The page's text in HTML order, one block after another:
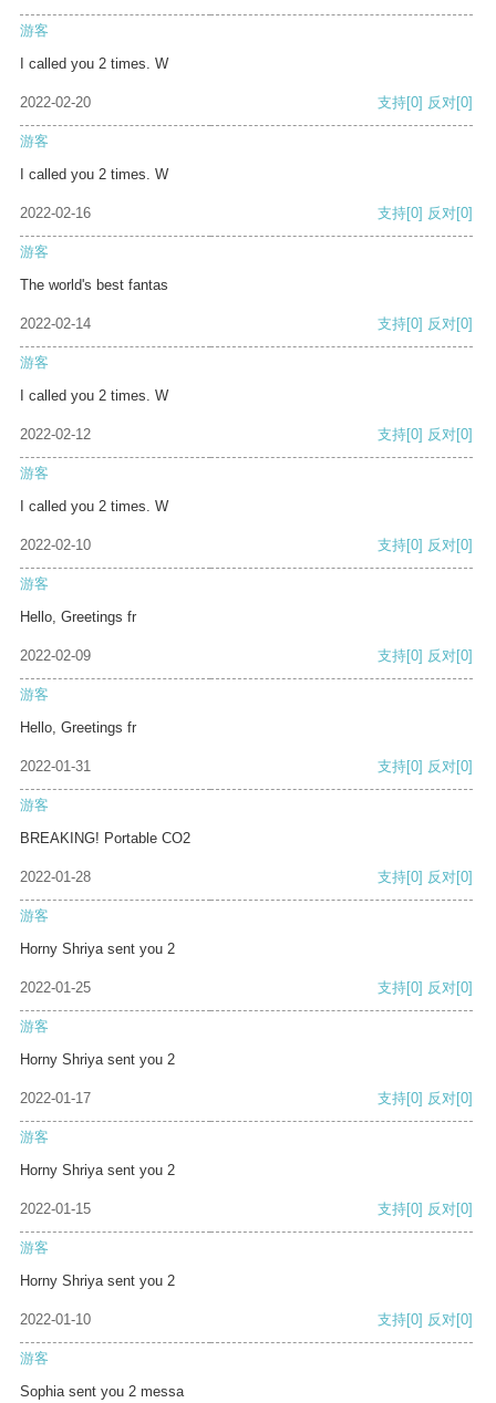
游客
I called you 2 times. W
2022-02-20 支持[0] 反对[0]
游客
I called you 2 times. W
2022-02-16 支持[0] 反对[0]
游客
The world's best fantas
2022-02-14 支持[0] 反对[0]
游客
I called you 2 times. W
2022-02-12 支持[0] 反对[0]
游客
I called you 2 times. W
2022-02-10 支持[0] 反对[0]
游客
Hello, Greetings fr
2022-02-09 支持[0] 反对[0]
游客
Hello, Greetings fr
2022-01-31 支持[0] 反对[0]
游客
BREAKING! Portable CO2
2022-01-28 支持[0] 反对[0]
游客
Horny Shriya sent you 2
2022-01-25 支持[0] 反对[0]
游客
Horny Shriya sent you 2
2022-01-17 支持[0] 反对[0]
游客
Horny Shriya sent you 2
2022-01-15 支持[0] 反对[0]
游客
Horny Shriya sent you 2
2022-01-10 支持[0] 反对[0]
游客
Sophia sent you 2 messa